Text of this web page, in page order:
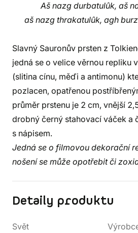
Aš nazg durbatulûk, aš
aš nazg thrakatulûk, agh
Slavný Sauronův prsten z
jedná se o velice věrnou repliku
(slitina cínu, měďi a antimonu)
pozlacen, opatřenou
průměr prstenu je 2 cm, vnější
drobný černý stahovací váček a
s nápisem.
Jedná se o filmovou dekorační
nošení se může opotřebit či
Detaily produktu
Svět